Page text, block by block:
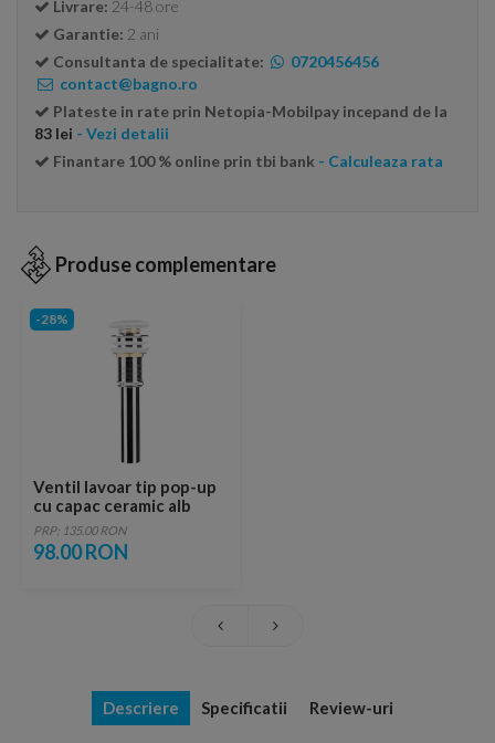
Livrare: 24-48 ore
Garantie: 2 ani
Consultanta de specialitate:
0720456456
contact@bagno.ro
Plateste in rate prin Netopia-Mobilpay incepand de la
83 lei - Vezi detalii
Finantare 100 % online prin tbi bank - Calculeaza rata
Produse complementare
-28%
Ventil lavoar tip pop-up
cu capac ceramic alb
lucios
PRP: 135.00 RON
98.00 RON
Descriere Specificatii Review-uri